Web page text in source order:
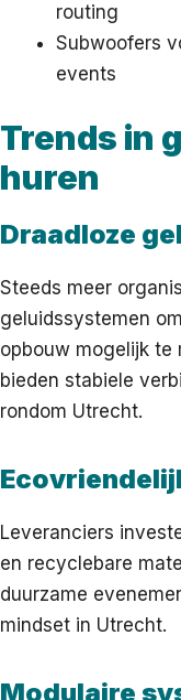
routing
Subwoofers
events
Trends in
huren
Draadloze
Steeds meer
geluidssystemen
opbouw mogelijk te
bieden stabiele
rondom Utrecht.
Leveranciers
en recyclebare
duurzame
mindset in Utrecht.
Modulaire